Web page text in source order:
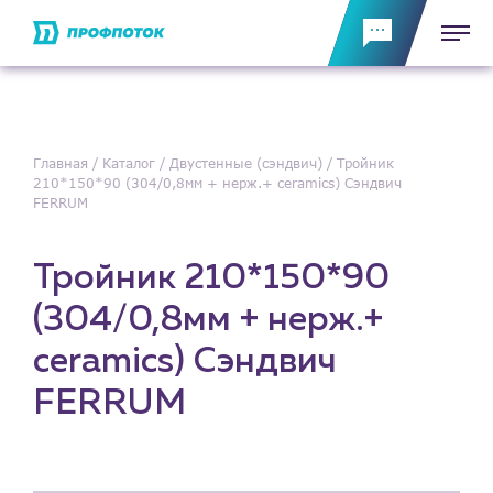
Главная Каталог Двустенные (сэндвич)
Тройник
210*150*90 (304/0,8мм + нерж.+ ceramics) Сэндвич
FERRUM
Тройник 210*150*90
(304/0,8мм + нерж.+
ceramics) Сэндвич
FERRUM